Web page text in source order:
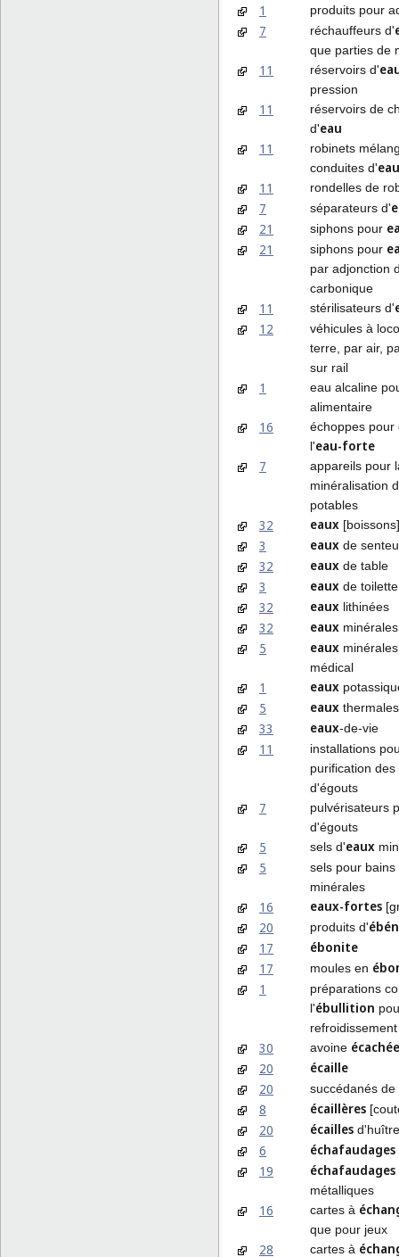
1
produits pour
7 réchauffeurs d'
que parties de
11 réservoirs d'
pression
11
réservoirs de
d'eau
11
robinets
conduites d'eau
11
rondelles de
7 séparateurs d'
21
siphons pour
21
siphons pour
par adjonction
carbonique
11 stérilisateurs d'
12
véhicules à
terre, par air,
sur rail
1
eau alcaline
alimentaire
16
échoppes pour
l'eau-forte
7
appareils pour
minéralisation
potables
32 eaux [boissons]
3 eaux de
32 eaux de table
3 eaux de toilette
32 eaux lithinées
32 eaux
5 eaux
médical
1 eaux
5 eaux thermales
33 eaux-de-vie
11
installations
purification des
d'égouts
7
pulvérisateurs
d'égouts
5 sels d'eaux
5
sels pour bains
minérales
16 eaux-fortes
20 produits d'
17
ébonite
17
moules en
1
préparations
l'ébullition
30 avoine écachée
20
écaille
20
succédanés de
8 écaillères
20 écailles
6 échafaudages
19 échafaudages
métalliques
16 cartes à
que pour jeux
28 cartes à